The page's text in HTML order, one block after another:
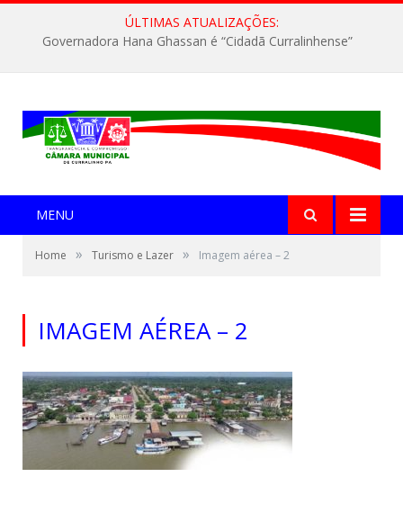
ÚLTIMAS ATUALIZAÇÕES:
Governadora Hana Ghassan é “Cidadã Curralinhense”
MENU
Home » Turismo e Lazer » Imagem aérea – 2
IMAGEM AÉREA – 2